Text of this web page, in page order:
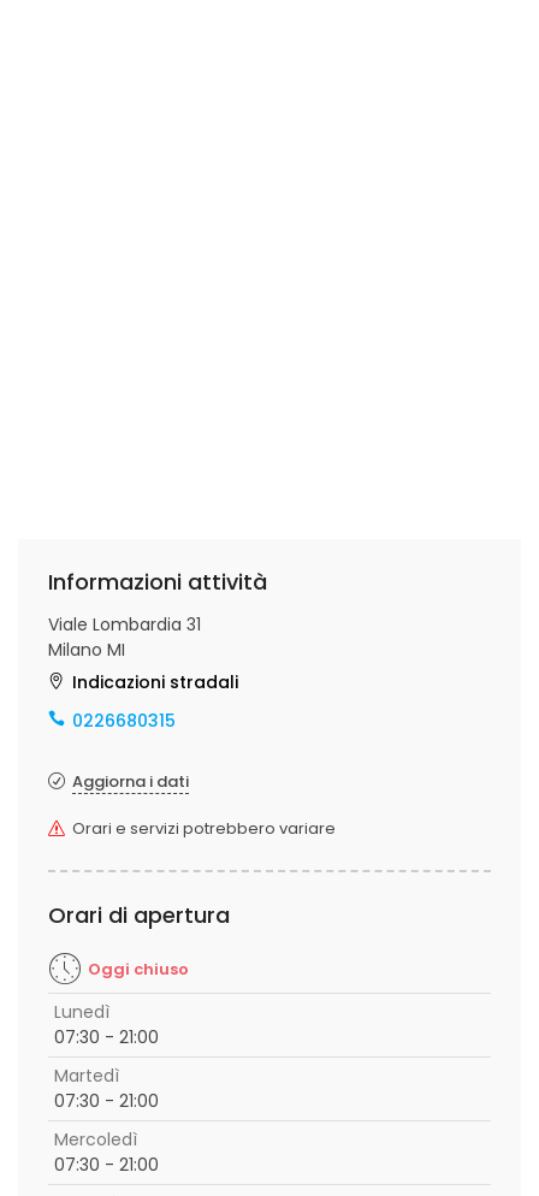
Informazioni attività
Viale Lombardia 31
Milano MI
Indicazioni stradali
0226680315
Aggiorna i dati
Orari e servizi potrebbero variare
Orari di apertura
Oggi chiuso
Lunedì
07:30 - 21:00
Martedì
07:30 - 21:00
Mercoledì
07:30 - 21:00